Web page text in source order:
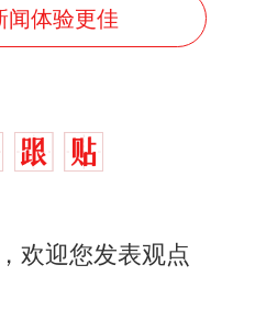
闻体验更佳
欢迎您发表观点